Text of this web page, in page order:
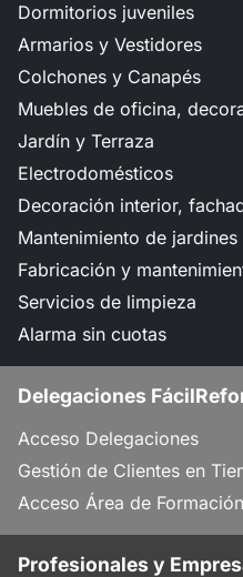
Dormitorios juveniles
Armarios y Vestidores
Colchones y Canapés
Muebles de oficina,
Jardín y Terraza
Electrodomésticos
Decoración interior,
Mantenimiento de
Fabricación y
Servicios de limpieza
Alarma sin cuotas
Delegaciones
Acceso Delegaciones
Gestión de Clientes en
Acceso Área de Formación
Profesionales y